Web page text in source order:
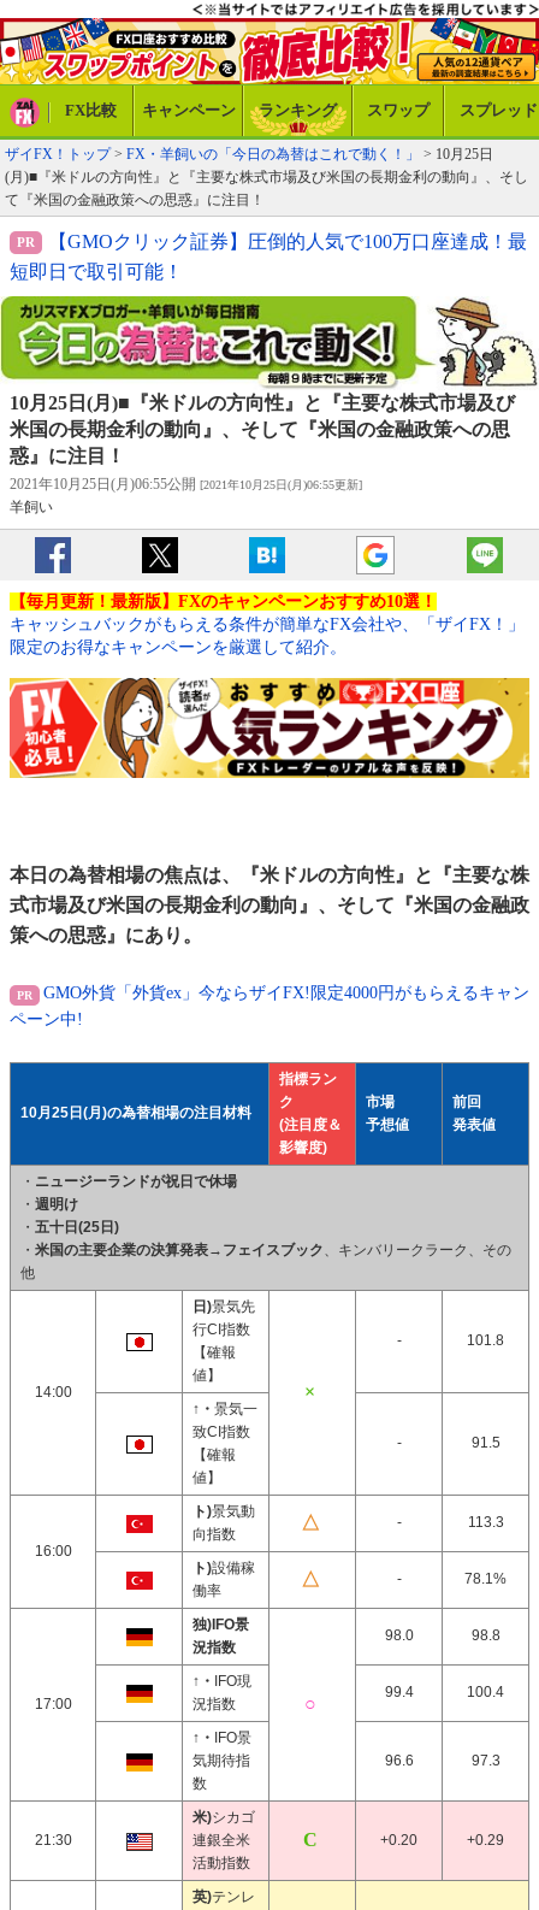
FX比較 キャンペーン ランキング スワップ スプレッド
ザイFX！トップ> FX・羊飼いの「今日の為替はこれで動く！」
> 10月25日
(月)■『米ドルの方向性』と『主要な株式市場及び米国の長期金利の動向』、そし
て『米国の金融政策への思惑』に注目！
【GMOクリック証券】圧倒的人気で100万口座達成！最
短即日で取引可能！
10月25日(月)■『米ドルの方向性』と『主要な株式市場及び
米国の長期金利の動向』、そして『米国の金融政策への思
惑』に注目！
2021年10月25日(月)06:55公開 [2021年10月25日(月)06:55更新]
羊飼い
【毎月更新！最新版】FXのキャンペーンおすすめ10選！
キャッシュバックがもらえる条件が簡単なFX会社や、「ザイFX！」
限定のお得なキャンペーンを厳選して紹介。
本日の為替相場の焦点は、『米ドルの方向性』と『主要な株
式市場及び米国の長期金利の動向』、そして『米国の金融政
策への思惑』にあり。
GMO外貨「外貨ex」今ならザイFX!限定4000円がもらえるキャン
ペーン中!
10月25日(月)の為替相場の注目材料
指標ラン
ク
(注目度＆
影響度)
市場
予想値
前回
発表値
・ ニュージーランドが祝日で休場
・ 週明け
・ 五十日(25日)
・ 米国の主要企業の決算発表→ フェイスブック、キンバリークラーク、その
他
14:00
日)景気先
行CI指数
【確報
値】
- 101.8
↑・ 景気一
致CI指数
【確報
値】
- 91.5
16:00
ト)景気動
向指数
- 113.3
ト)設備稼
働率
- 78.1%
17:00
独)IFO景
況指数
98.0 98.8
↑・
IFO現
況指数
99.4 100.4
↑・
IFO景
気期待指
数
96.6 97.3
21:30
米)シカゴ
連銀全米
活動指数
+0.20 +0.29
英)テンレ